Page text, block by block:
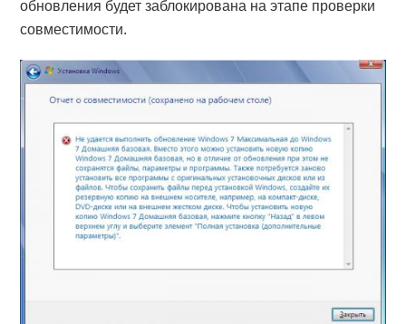
обновления будет заблокирована на этапе проверки
совместимости.